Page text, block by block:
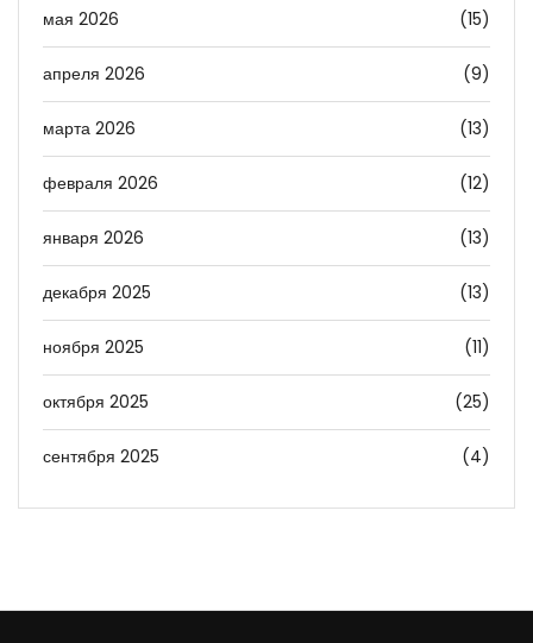
мая 2026 (15)
апреля 2026 (9)
марта 2026 (13)
февраля 2026 (12)
января 2026 (13)
декабря 2025 (13)
ноября 2025 (11)
октября 2025 (25)
сентября 2025 (4)